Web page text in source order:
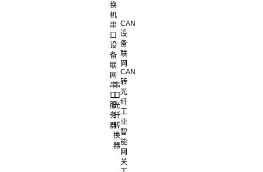
换
机
串
口
设
备
联
网
串
口
服
务
器
串
口
光
纤
转
换
器
CAN
设
备
联
网
CAN
转
光
纤
工
业
智
能
网
关